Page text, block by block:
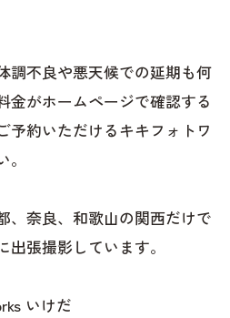
調不良や悪天候での延期も何
金がホームページで確認する
予約いただけるキキフォトワ
、奈良、和歌山の関西だけで
張撮影しています。
いけだ